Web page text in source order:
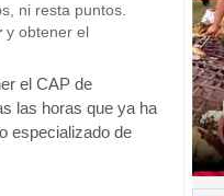
ni resta puntos.
y obtener el
el CAP de
las horas que ya ha
especializado de